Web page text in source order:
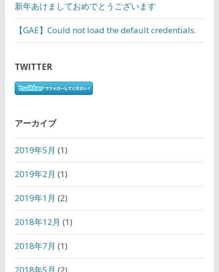
新年あけましておめでとうございます
【GAE】Could not load the default credentials.
TWITTER
アーカイブ
2019年5月 (1)
2019年2月 (1)
2019年1月 (2)
2018年12月 (1)
2018年7月 (1)